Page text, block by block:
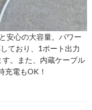
安心の大容量。パワー
ており、1ポート出力
。また、内蔵ケーブル
充電もOK！